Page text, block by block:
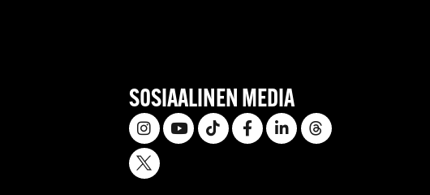
SOSIAALINEN MEDIA